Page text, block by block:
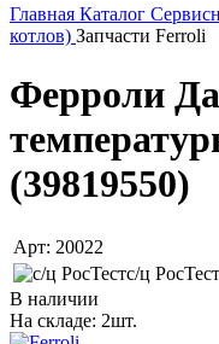
Главная Каталог
котлов) Запчасти Ferroli
Ферроли
(39819550)
Арт: 20022
с/ц РосТест
В наличии
На складе: 2шт.